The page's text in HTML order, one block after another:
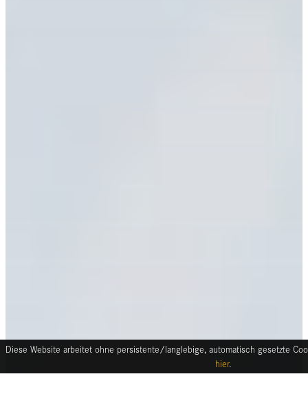
Diese Website arbeitet ohne persistente/langlebige, automatisch gesetzte
hier.